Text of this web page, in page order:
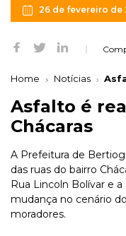
26 de fevereiro de
Home Notícias
Asfalto é
Chácaras
A Prefeitura de
das ruas do bairro
Rua Lincoln Bolívar e
mudança no cenário
moradores.